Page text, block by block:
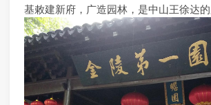
基敕建新府，广造园林，是中山王徐达的